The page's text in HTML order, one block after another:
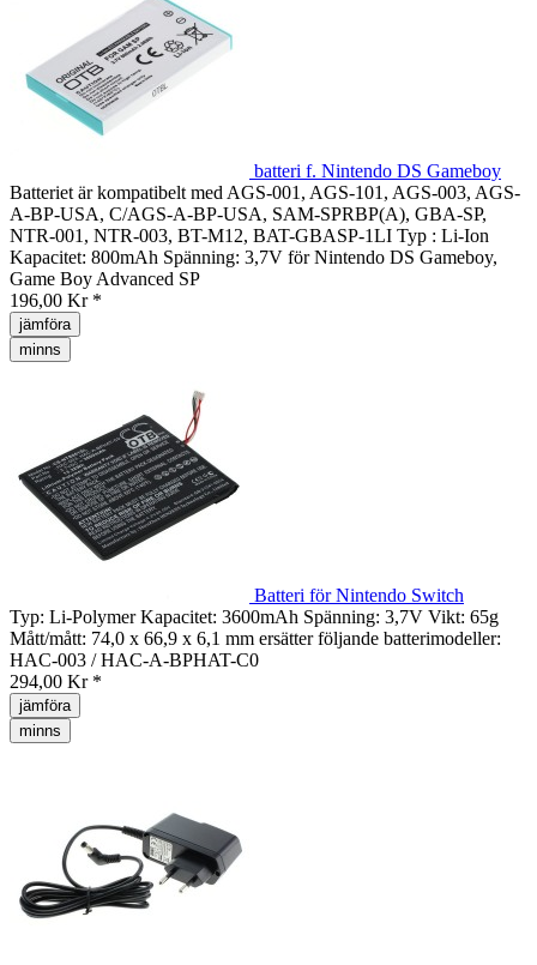
batteri f. Nintendo DS Gameboy
Batteriet är kompatibelt med AGS-001, AGS-101, AGS-003, AGS-
A-BP-USA, C/AGS-A-BP-USA, SAM-SPRBP(A), GBA-SP,
NTR-001, NTR-003, BT-M12, BAT-GBASP-1LI Typ : Li-Ion
Kapacitet: 800mAh Spänning: 3,7V för Nintendo DS Gameboy,
Game Boy Advanced SP
196,00 Kr *
jämföra
minns
Batteri för Nintendo Switch
Typ: Li-Polymer Kapacitet: 3600mAh Spänning: 3,7V Vikt: 65g
Mått/mått: 74,0 x 66,9 x 6,1 mm ersätter följande batterimodeller:
HAC-003 / HAC-A-BPHAT-C0
294,00 Kr *
jämföra
minns